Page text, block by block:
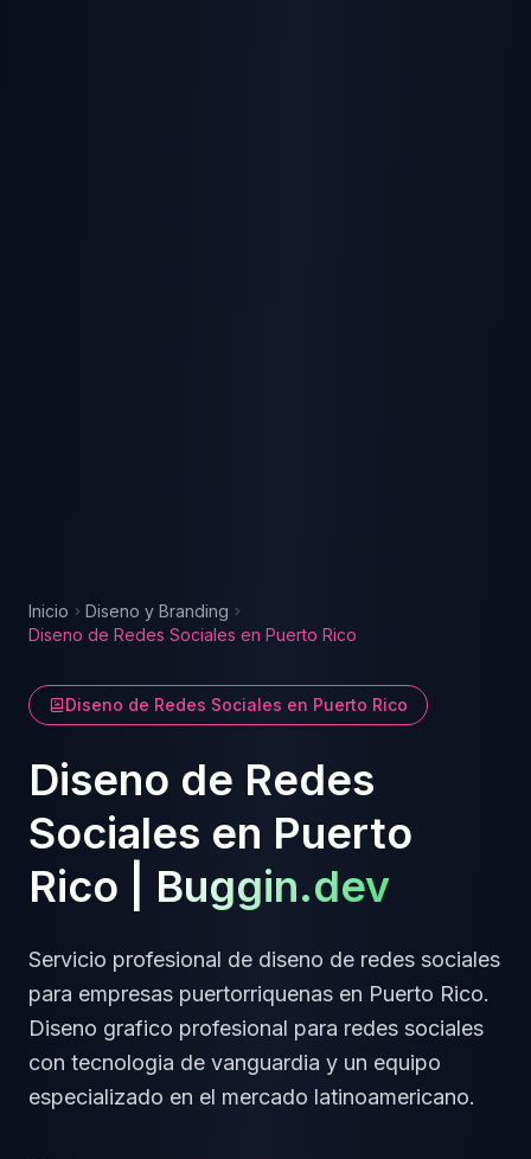
Inicio
Diseno y Branding
Diseno de Redes Sociales en Puerto Rico
Diseno de Redes Sociales en Puerto Rico
Diseno de Redes
Sociales en Puerto
Rico
Buggin.dev
Servicio profesional de diseno de redes sociales
para empresas puertorriquenas en Puerto Rico.
Diseno grafico profesional para redes sociales
con tecnologia de vanguardia y un equipo
especializado en el mercado latinoamericano.